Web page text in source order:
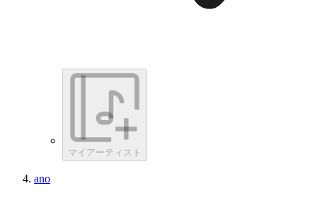
マイアーティスト
ano